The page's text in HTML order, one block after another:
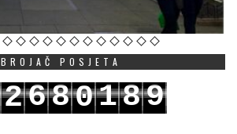
BROJAČ POSJETA
2680189